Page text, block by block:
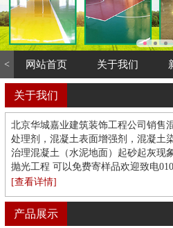
< 网站首页 关于我们
关于我们
北京华城嘉业建筑装饰工程公司销售
处理剂，混凝土表面增强剂，混凝土
治理混凝土（水泥地面）起砂起灰现
抛光工程 可以免费寄样品欢迎致电
司地坪部承接环氧自流平 环氧薄涂地
地坪 环氧磨石地坪 复古地坪 水泥自
防滑坡道 现浇水磨石 翻新养护等地
15011193558
[查看详情]
产品展示